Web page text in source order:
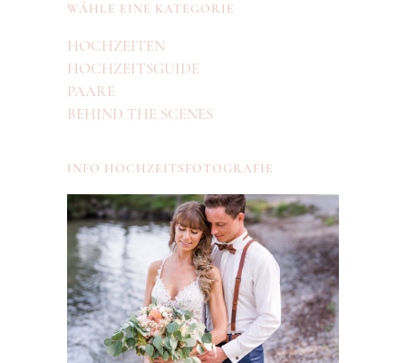
WÄHLE EINE KATEGORIE
HOCHZEITEN
HOCHZEITSGUIDE
PAARE
BEHIND THE SCENES
INFO HOCHZEITSFOTOGRAFIE